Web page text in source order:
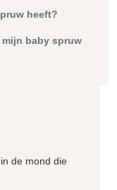
heeft?
mijn baby spruw
de mond die